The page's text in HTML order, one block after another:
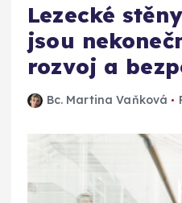
Lezecké
jsou
rozvoj a
Bc. Martina Vaňková